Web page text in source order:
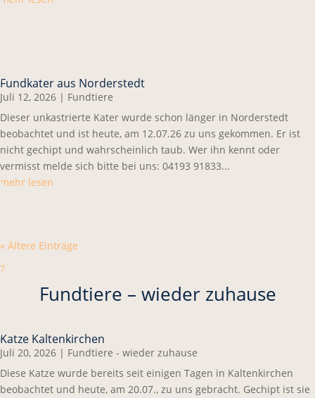
Fundkater aus Norderstedt
Juli 12, 2026 | Fundtiere
Dieser unkastrierte Kater wurde schon länger in Norderstedt
beobachtet und ist heute, am 12.07.26 zu uns gekommen. Er ist
nicht gechipt und wahrscheinlich taub. Wer ihn kennt oder
vermisst melde sich bitte bei uns: 04193 91833...
mehr lesen
« Ältere Einträge
7
Fundtiere – wieder zuhause
Katze Kaltenkirchen
Juli 20, 2026 | Fundtiere - wieder zuhause
Diese Katze wurde bereits seit einigen Tagen in Kaltenkirchen
beobachtet und heute, am 20.07., zu uns gebracht. Gechipt ist sie